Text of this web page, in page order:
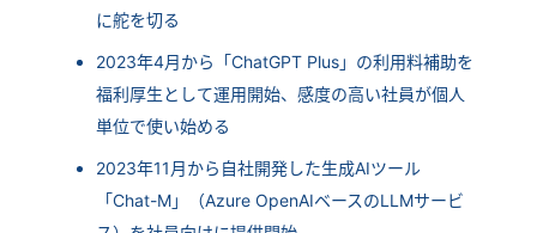
に舵を切る
2023年4月から「ChatGPT Plus」の利用料補助を
福利厚生として運用開始、感度の高い社員が個人
単位で使い始める
2023年11月から自社開発した生成AIツール
「Chat-M」（Azure OpenAIベースのLLMサービ